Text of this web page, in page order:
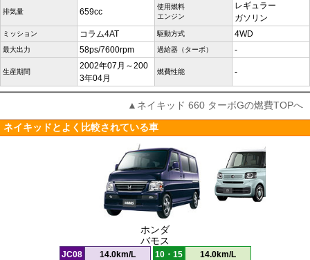
排気量 659cc
使用燃料
エンジン
レギュラー
ガソリン
ミッション コラム4AT 駆動方式 4WD
最大出力 58ps/7600rpm 過給器（ターボ） -
生産期間
2002年07月～200
3年04月
燃費性能 -
▲ネイキッド 660 ターボGの燃費TOPへ
ネイキッドとよく比較されている車
ホンダ
バモス
JC08 14.0km/L 10・15 14.0km/L